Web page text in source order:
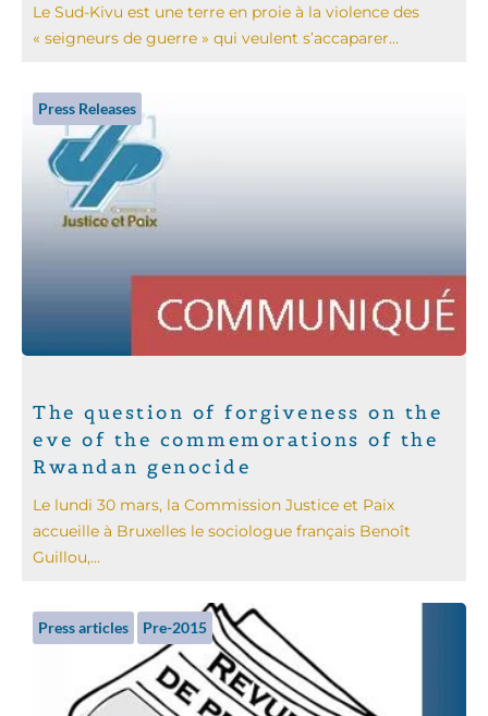
Le Sud-Kivu est une terre en proie à la violence des
« seigneurs de guerre » qui veulent s’accaparer...
Press Releases
The question of forgiveness on the
eve of the commemorations of the
Rwandan genocide
Le lundi 30 mars, la Commission Justice et Paix
accueille à Bruxelles le sociologue français Benoît
Guillou,...
Press articles Pre-2015